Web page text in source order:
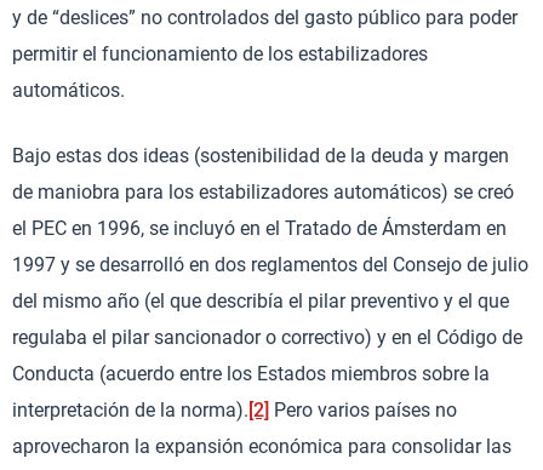
y de “deslices” no controlados del gasto público para poder
permitir el funcionamiento de los estabilizadores
automáticos.
Bajo estas dos ideas (sostenibilidad de la deuda y margen
de maniobra para los estabilizadores automáticos) se creó
el PEC en 1996, se incluyó en el Tratado de Ámsterdam en
1997 y se desarrolló en dos reglamentos del Consejo de julio
del mismo año (el que describía el pilar preventivo y el que
regulaba el pilar sancionador o correctivo) y en el Código de
Conducta (acuerdo entre los Estados miembros sobre la
interpretación de la norma). [2] Pero varios países no
aprovecharon la expansión económica para consolidar las